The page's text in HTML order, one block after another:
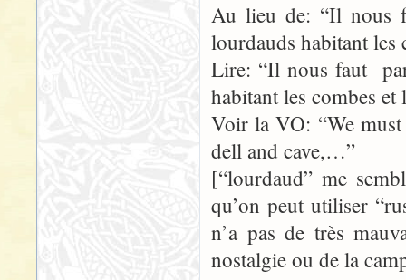
Au lieu de: “Il nous
lourdauds habitant les
Lire: “Il nous faut
habitant les combes
Voir la VO: “We
dell and cave,…”
[“lourdaud” me
qu’on peut utiliser
n’a pas de très
nostalgie ou de la